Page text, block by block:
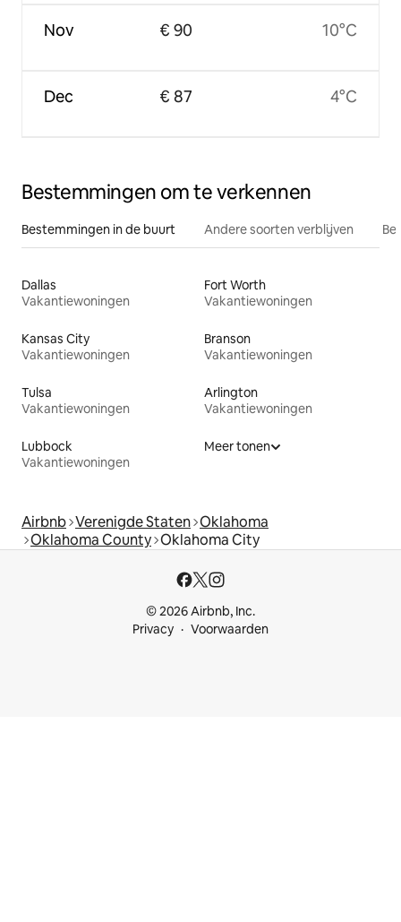
Nov
Dec
€ 90
€ 87
10°C
4°C
Bestemmingen om te verkennen
Bestemmingen in de buurt Andere soorten verblijven
Dallas
Vakantiewoningen
Fort Worth
Vakantiewoningen
Kansas City
Vakantiewoningen
Branson
Vakantiewoningen
Tulsa
Vakantiewoningen
Arlington
Vakantiewoningen
Lubbock
Vakantiewoningen
Meer tonen
Airbnb Verenigde Staten Oklahoma
Oklahoma County Oklahoma City
© 2026 Airbnb, Inc.
Privacy
Voorwaarden